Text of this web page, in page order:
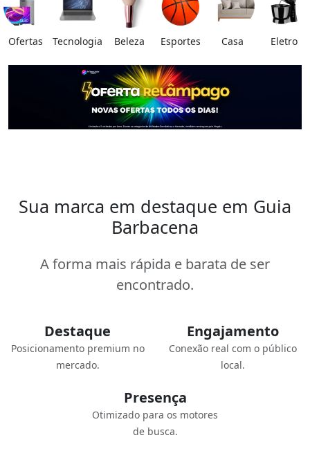
Ofertas Tecnologia Beleza Esportes Casa Eletro
Sua marca em destaque em Guia
Barbacena
A forma mais rápida e barata de ser
encontrado.
Destaque
Posicionamento premium no
mercado.
Engajamento
Conexão real com o público
local.
Presença
Otimizado para os motores
de busca.